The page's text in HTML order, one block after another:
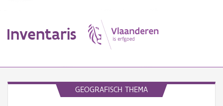
Inventaris
GEOGRAFISCH THEMA